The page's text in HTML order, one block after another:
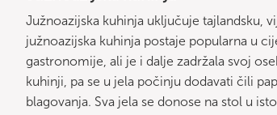
Južnoazijska kuhinja uključuje tajlandsku,
južnoazijska kuhinja postaje popularna u
gastronomije, ali je i dalje zadržala svoj
kuhinji, pa se u jela počinju dodavati čili
blagovanja. Sva jela se donose na stol u